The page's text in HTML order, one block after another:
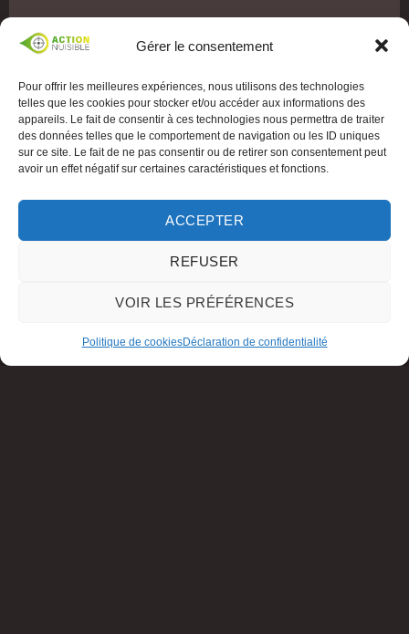
Gérer le consentement
Pour offrir les meilleures expériences, nous utilisons des technologies
telles que les cookies pour stocker et/ou accéder aux informations des
appareils. Le fait de consentir à ces technologies nous permettra de traiter
des données telles que le comportement de navigation ou les ID uniques
sur ce site. Le fait de ne pas consentir ou de retirer son consentement peut
avoir un effet négatif sur certaines caractéristiques et fonctions.
ACCEPTER
REFUSER
VOIR LES PRÉFÉRENCES
Politique de cookiesDéclaration de confidentialité